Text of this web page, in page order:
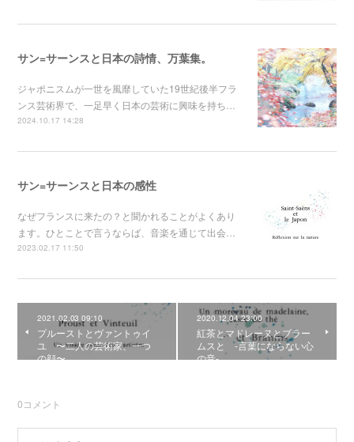
サン=サーンスと日本の詩情、万葉集。
ジャポニスムが一世を風靡していた19世紀後半フラ
ンス芸術界で、一足早く日本の芸術に興味を持ち…
2024.10.17 14:28
サン=サーンスと日本の感性
なぜフランスに来たの？と聞かれることがよくあり
ます。ひとことで言うならば、音楽を通じて出会…
2023.02.17 11:50
2021.02.03 09:10
プルーストとヴァントゥイ
ユ 〜二人の芸術家、一つ
の顔〜
2020.12.04 23:00
紅茶とマドレーヌとブラー
ムスと -言葉にならない心
の音-
0コメント